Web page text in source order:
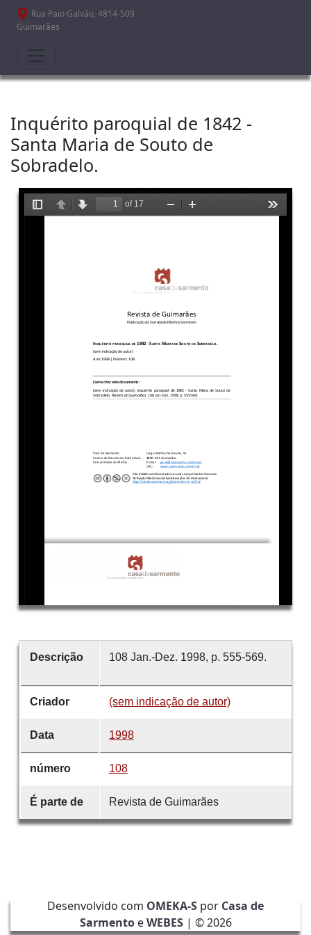
Passar para o conteúdo principal
Rua Paio Galvão, 4814-509
Guimarães
Inquérito paroquial de 1842 -
Santa Maria de Souto de
Sobradelo.
Descrição 108 Jan.-Dez. 1998, p. 555-569.
Criador (sem indicação de autor)
Data 1998
número 108
É parte de Revista de Guimarães
Desenvolvido com OMEKA-S por Casa de
SarmentoeWEBES| ©2026